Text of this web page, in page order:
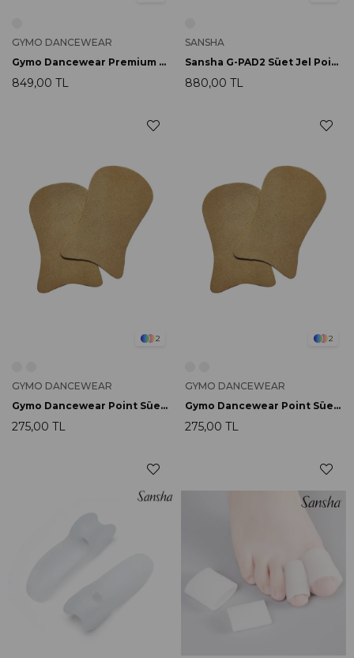
GYMO DANCEWEAR
Gymo Dancewear Premium Jel Bale Point Uçluk Kısa
849,00 TL
SANSHA
Sansha G-PAD2 Süet Jel Point Uçluğu
880,00 TL
2
GYMO DANCEWEAR
Gymo Dancewear Point Süet Platform Koruması (30-34)
275,00 TL
2
GYMO DANCEWEAR
Gymo Dancewear Point Süet Platform Koruması (35-38)
275,00 TL